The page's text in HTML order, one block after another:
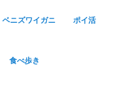
ベニズワイガニ
ポイ活
食べ歩き